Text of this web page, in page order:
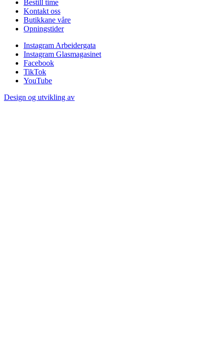
Bestill time
Kontakt oss
Butikkane våre
Opningstider
Instagram Arbeidergata
Instagram Glasmagasinet
Facebook
TikTok
YouTube
Design og utvikling av